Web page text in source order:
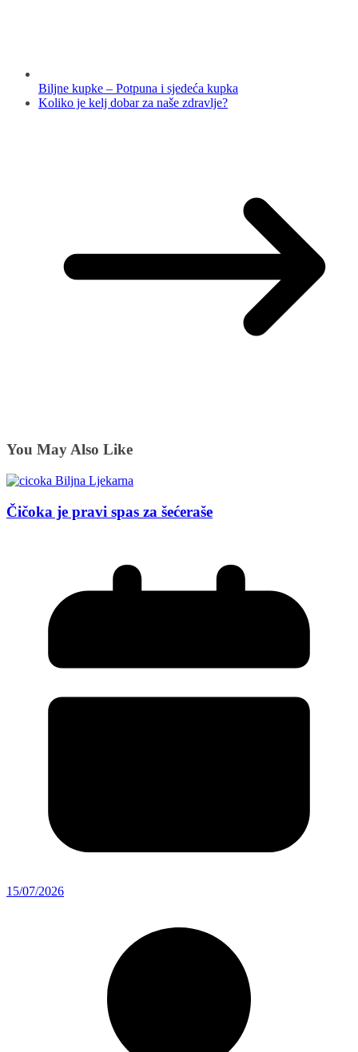
Biljne kupke – Potpuna i sjedeća kupka
Koliko je kelj dobar za naše zdravlje?
You May Also Like
Čičoka je pravi spas za šećeraše
15/07/2026